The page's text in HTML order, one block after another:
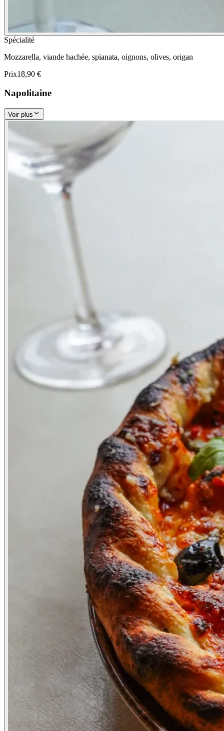
Spécialité
Mozzarella, viande hachée, spianata, oignons, olives, origan
Prix18,90 €
Napolitaine
Voir plus